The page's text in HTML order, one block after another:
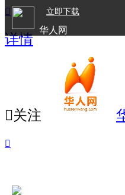
立即下载
华人网

详情
关注
